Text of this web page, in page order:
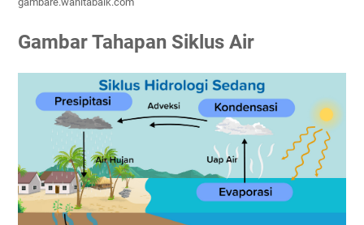
Gambar Tahapan Siklus Air